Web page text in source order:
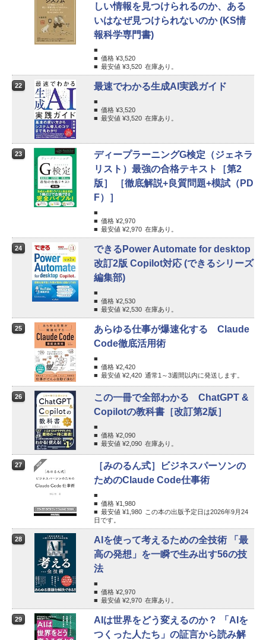
しい情報を見つけられるのか、ある
いはなぜ見つけられないのか (KS情
報科学専門書)
価格 ¥3,520
最安値 ¥3,520 在庫あり。
22 最速でわかる生成AI実践ガイド
価格 ¥3,520
最安値 ¥3,520 在庫あり。
23
ディープラーニングG検定（ジェネラ
リスト）最強の合格テキスト［第2
版］ ［徹底解説+良質問題+模試（PD
F）］
価格 ¥2,970
最安値 ¥2,970 在庫あり。
24
できるPower Automate for desktop
改訂2版 Copilot対応 (できるシリーズ
編集部)
価格 ¥2,530
最安値 ¥2,530 在庫あり。
25
あらゆる仕事が爆速化する Claude
Code徹底活用術
価格 ¥2,420
最安値 ¥2,420 通常1～3週間以内に発送します。
26
この一冊で全部わかる ChatGPT &
Copilotの教科書［改訂第2版］
価格 ¥2,090
最安値 ¥2,090 在庫あり。
27
［みのるん式］ビジネスパーソンの
ためのClaude Code仕事術
価格 ¥1,980
最安値 ¥1,980 この本の出版予定日は2026年9月24
日です。
28
AIを使って考えるための全技術 「最
高の発想」を一瞬で生み出す56の技
法
価格 ¥2,970
最安値 ¥2,970 在庫あり。
29
AIは世界をどう変えるのか？ 「AIを
つくった人たち」の証言から読み解